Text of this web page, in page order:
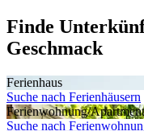
Finde
Geschmack
Ferienhaus
Suche nach Ferienhäusern
Ferienwohnung/Apartment
Suche nach